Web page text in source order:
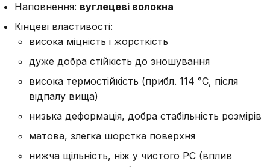
Наповнення: вуглецеві волокна
Кінцеві властивості:
висока міцність і жорсткість
дуже добра стійкість до зношування
висока термостійкість (прибл. 114 °C, після
відпалу вища)
низька деформація, добра стабільність розмірів
матова, злегка шорстка поверхня
нижча щільність, ніж у чистого PC (вплив